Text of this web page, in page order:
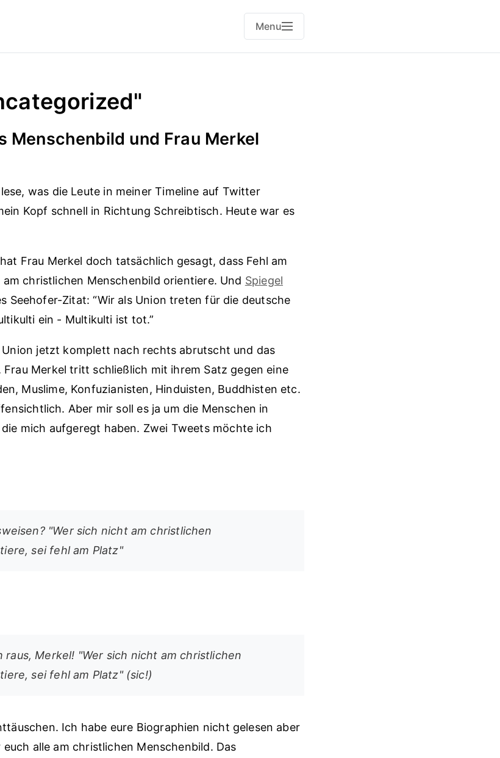
Menu
Menschenbild und Frau Merkel
was die Leute in meiner Timeline auf Twitter
Kopf schnell in Richtung Schreibtisch. Heute war es
hat Frau Merkel doch tatsächlich gesagt, dass Fehl am
christlichen Menschenbild orientiere. Und Spiegel
Seehofer-Zitat: “Wir als Union treten für die deutsche
ein - Multikulti ist tot.”
Union jetzt komplett nach rechts abrutscht und das
Frau Merkel tritt schließlich mit ihrem Satz gegen eine
Muslime, Konfuzianisten, Hinduisten, Buddhisten etc.
Aber mir soll es ja um die Menschen in
mich aufgeregt haben. Zwei Tweets möchte ich
"Wer sich nicht am christlichen
sei fehl am Platz"
raus, Merkel! "Wer sich nicht am christlichen
sei fehl am Platz" (sic!)
Ich habe eure Biographien nicht gelesen aber
alle am christlichen Menschenbild. Das